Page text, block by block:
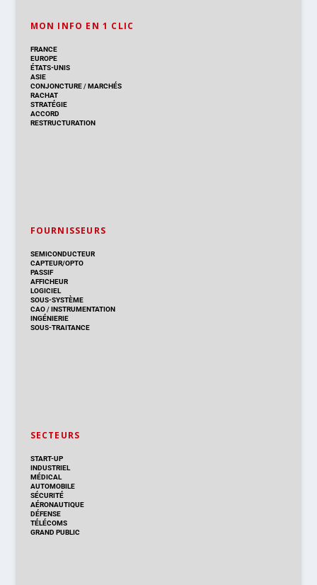
MON INFO EN 1 CLIC
FRANCE
EUROPE
ÉTATS-UNIS
ASIE
CONJONCTURE/MARCHÉS
RACHAT
STRATÉGIE
ACCORD
RESTRUCTURATION
FOURNISSEURS
SEMICONDUCTEUR
CAPTEUR/OPTO
PASSIF
AFFICHEUR
LOGICIEL
SOUS-SYSTÈME
CAO/INSTRUMENTATION
INGÉNIERIE
SOUS-TRAITANCE
SECTEURS
START-UP
INDUSTRIEL
MÉDICAL
AUTOMOBILE
SÉCURITÉ
AÉRONAUTIQUE
DÉFENSE
TÉLÉCOMS
GRAND PUBLIC